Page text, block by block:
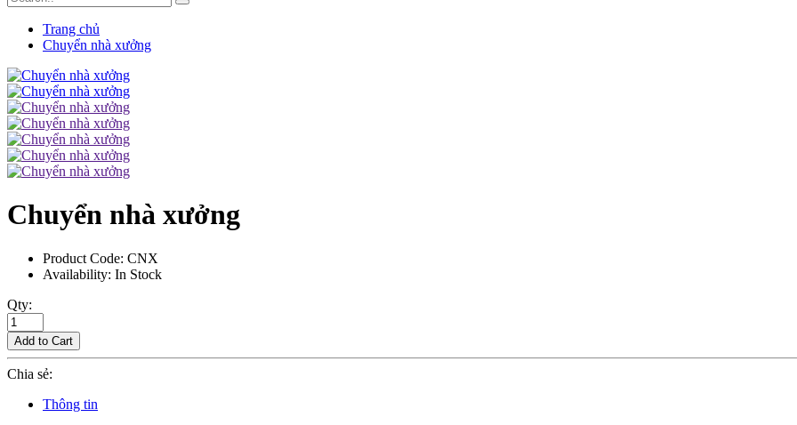
Trang chủ
Chuyển nhà xưởng
Chuyển nhà xưởng
Product Code: CNX
Availability: In Stock
Qty:
Add to Cart
Chia sẻ:
Thông tin